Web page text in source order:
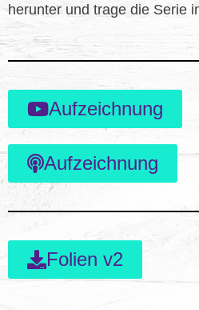
herunter und trage die Serie
Aufzeichnung
Aufzeichnung
Folien v2